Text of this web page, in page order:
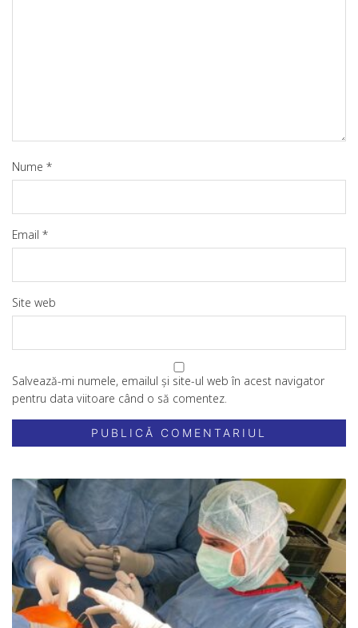
Nume *
Email *
Site web
Salvează-mi numele, emailul și site-ul web în acest navigator
pentru data viitoare când o să comentez.